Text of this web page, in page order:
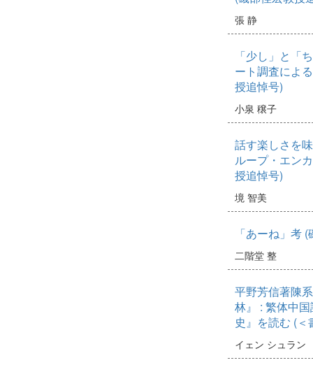
張 静
「少し」と「
ート調査によ
授追悼号)
小泉 穣子
話す楽しさを
ループ・エン
授追悼号)
境 智美
「あーね」考
二階堂 整
平野芳信著陳
林』 : 繁体中
史』を読む (＜
イェン シュラン